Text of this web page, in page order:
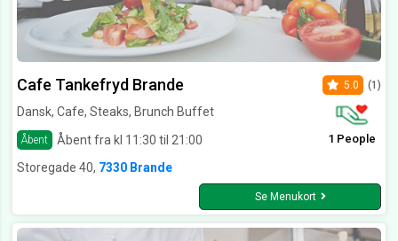
Cafe Tankefryd Brande
Dansk, Cafe, Steaks, Brunch Buffet
Åbent Åbent fra kl 11:30 til 21:00
5.0 (1)
1 People
Storegade 40, 7330 Brande
Se Menukort